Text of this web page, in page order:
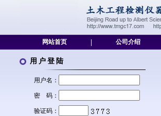
网站首页
公司介绍
用户登陆
用户名：
密 码：
验证码：